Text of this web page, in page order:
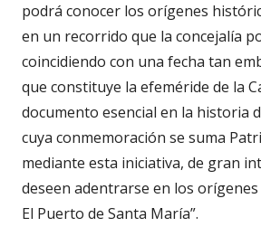
podrá conocer los orígenes
en un recorrido que la concejalía
coincidiendo con una fecha tan
que constituye la efeméride de la
documento esencial en la historia
cuya conmemoración se suma
mediante esta iniciativa, de gran
deseen adentrarse en los
El Puerto de Santa María”.